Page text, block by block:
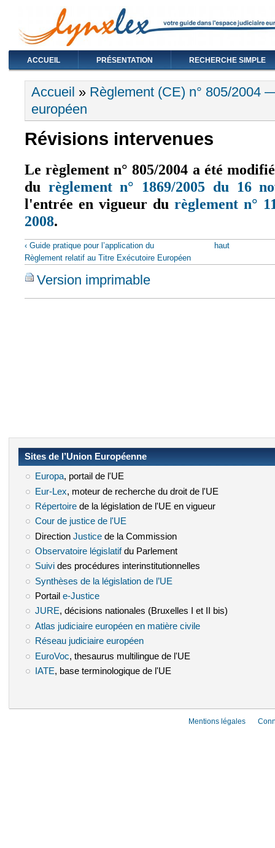
ACCUEIL PRÉSENTATION RECHERCHE SIMPLE
Vous êtes ici
Accueil » Règlement (CE) n° 805/2004
européen
Révisions intervenues
Le règlement n° 805/2004 a été
du règlement n° 1869/2005 du 16
l'entrée en vigueur durèglement n°
2008.
‹ Guide pratique pour l’application du
Règlement relatif au Titre Exécutoire Européen
haut
Version imprimable
Sites de l’Union Européenne
Europa(le lien est externe)
, portail de l'UE
Eur-Lex (le lien est externe)
, moteur de recherche du droit de l'UE
Répertoire(le lien est externe)
de la législation de l'UE en vigueur
Cour de justice de l'UE
Direction Justice(le lien est externe)
de la Commission
Observatoire législatif(le lien est externe)
du Parlement
Suivi(le lien est externe)
des procédures interinstitutionnelles
Synthèses de la législation de l’UE
Portail e-Justice(le lien est externe)
JURE(le lien est externe)
, décisions nationales (Bruxelles I et II bis)
Atlas judiciaire européen en matière civile(le lien est externe)
Réseau judiciaire européen(le lien est externe)
EuroVoc (le lien est externe)
, thesaurus multilingue de l'UE
IATE (le lien est externe)
, base terminologique de l'UE
Mentions légales